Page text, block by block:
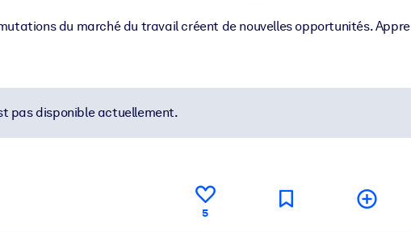
du marché du travail créent de nouvelles opportunités.
pas disponible actuellement.
5